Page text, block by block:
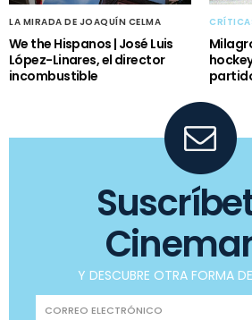
LA MIRADA DE JOAQUÍN CELMA
We the Hispanos | José Luis
López-Linares, el director
incombustible
Y DESCUBRE OTRA FORMA